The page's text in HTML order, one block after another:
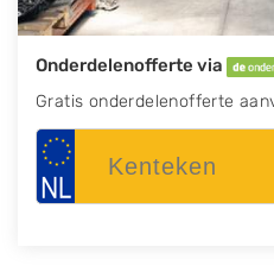
Onderdelenofferte via
Gratis onderdelenofferte